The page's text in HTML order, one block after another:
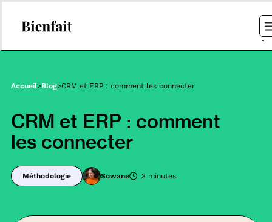
Accueil>Blog>CRM et ERP : comment les connecter
CRM et ERP : comment
les connecter
Méthodologie Sowane 3 minutes